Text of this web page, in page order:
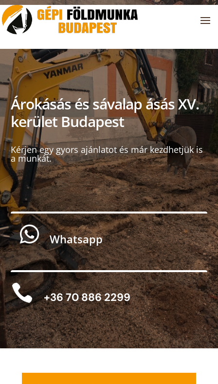
Árokásás és sávalap ásás XV.
kerület Budapest
Kérjen egy gyors ajánlatot és már kezdhetjük is
a munkát.
 Whatsapp
 +36 70 886 2299